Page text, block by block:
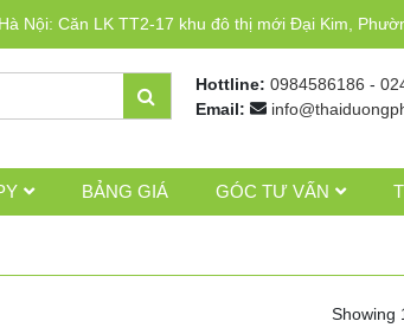
Nội: Căn LK TT2-17 khu đô thị mới Đại Kim,
Hottline: 0984586186 -
Email:
BẢNG GIÁ GÓC TƯ VẤN
Showing